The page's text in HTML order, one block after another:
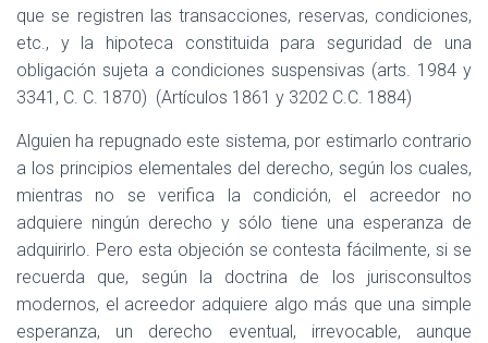
que se registren las transacciones, reservas, condiciones,
etc., y la hipoteca constituida para seguridad de una
obligación sujeta a condiciones suspensivas (arts. 1984 y
3341, C. C. 1870) (Artículos 1861 y 3202 C.C. 1884)
Alguien ha repugnado este sistema, por estimarlo contrario
a los principios elementales del derecho, según los cuales,
mientras no se verifica la condición, el acreedor no
adquiere ningún derecho y sólo tiene una esperanza de
adquirirlo. Pero esta objeción se contesta fácilmente, si se
recuerda que, según la doctrina de los jurisconsultos
modernos, el acreedor adquiere algo más que una simple
esperanza, un derecho eventual, irrevocable, aunque